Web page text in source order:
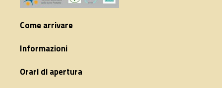
Come arrivare
Informazioni
Orari di apertura